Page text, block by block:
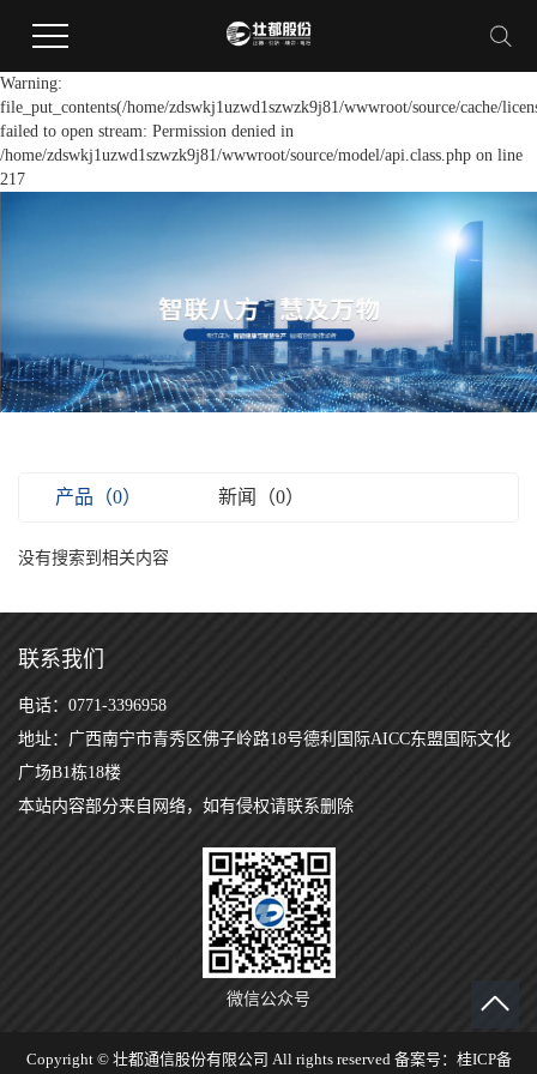
Warning:
file_put_contents(/home/zdswkj1uzwd1szwzk9j81/wwwroot/source/cache/
failed to open stream: Permission denied in
/home/zdswkj1uzwd1szwzk9j81/wwwroot/source/model/api.class.php on line
217
产品（0） 新闻（0）
没有搜索到相关内容
联系我们
电话：0771-3396958
地址：广西南宁市青秀区佛子岭路18号德利国际AICC东盟国际文化
广场B1栋18楼
本站内容部分来自网络，如有侵权请联系删除
微信公众号
Copyright © 壮都通信股份有限公司 All rights reserved 备案号： 桂ICP备